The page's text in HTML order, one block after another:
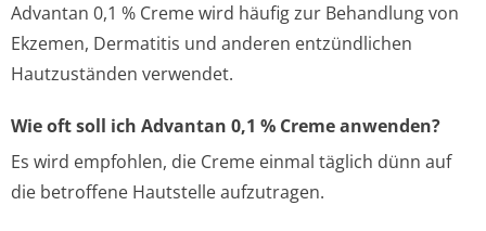
Advantan 0,1 % Creme wird häufig zur Behandlung von
Ekzemen, Dermatitis und anderen entzündlichen
Hautzuständen verwendet.
Wie oft soll ich Advantan 0,1 % Creme anwenden?
Es wird empfohlen, die Creme einmal täglich dünn auf
die betroffene Hautstelle aufzutragen.